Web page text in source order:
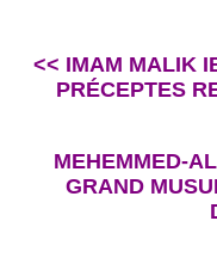
<< IMAM MALIK
PRÉCEPTES
MEHEMMED-
GRAND